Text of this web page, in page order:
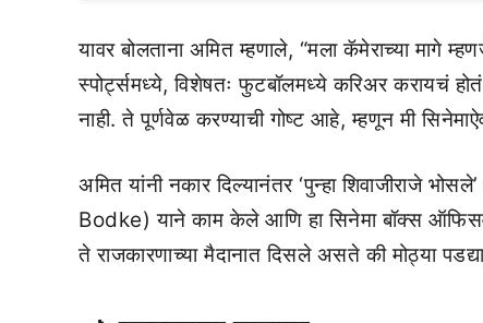
यावर बोलताना अमित म्हणाले, “मला कॅमेराच्या मागे
स्पोर्ट्समध्ये, विशेषतः फुटबॉलमध्ये करिअर करायचं
नाही. ते पूर्णवेळ करण्याची गोष्ट आहे, म्हणून मी
अमित यांनी नकार दिल्यानंतर ‘पुन्हा शिवाजीराजे
Bodke) याने काम केले आणि हा सिनेमा बॉक्स
ते राजकारणाच्या मैदानात दिसले असते की मोठ्या